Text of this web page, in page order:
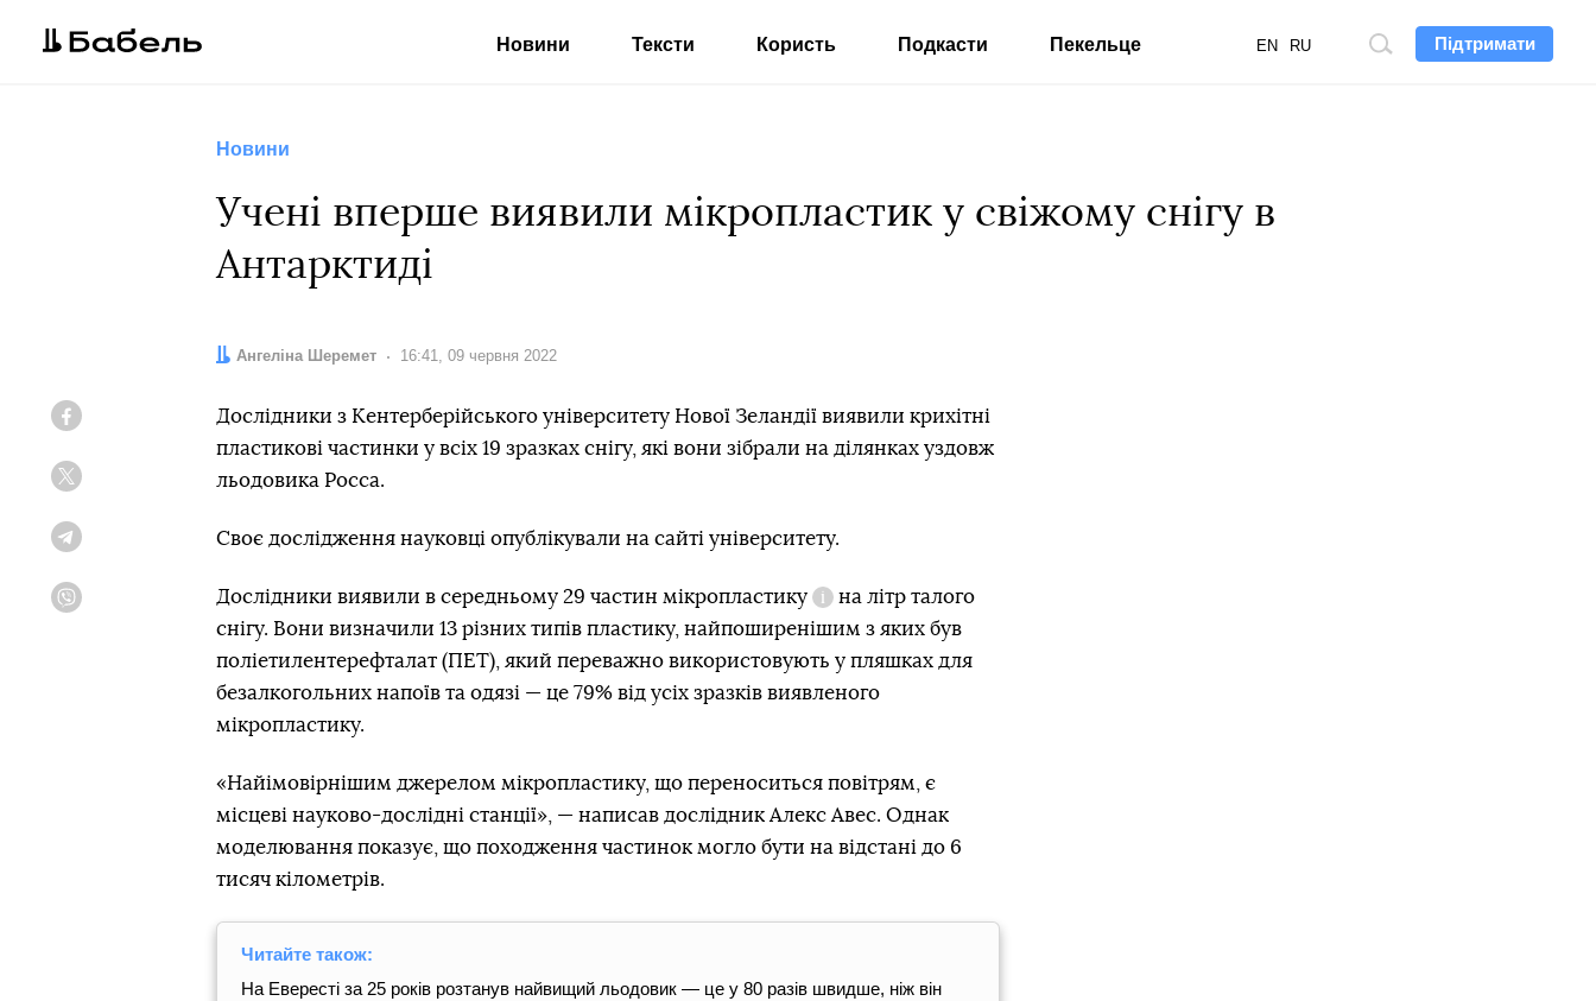
Підтримати
Пошук
EN RU
Новини Тексти Користь Подкасти Пекельце
Новини
Учені вперше виявили мікропластик у свіжому снігу в
Антарктиді
Автор:
Ангеліна Шеремет Дата:
16:41, 09 червня 2022
Дослідники з Кентерберійського університету Нової Зеландії виявили крихітні
пластикові частинки у всіх 19 зразках снігу, які вони зібрали на ділянках уздовж
льодовика Росса.
Своє дослідження науковці опублікували на сайті університету.
Дослідники виявили в середньому 29 частин мікропластику
Довідка
на літр талого
снігу. Вони визначили 13 різних типів пластику, найпоширенішим з яких був
поліетилентерефталат (ПЕТ), який переважно використовують у пляшках для
безалкогольних напоїв та одязі — це 79% від усіх зразків виявленого
мікропластику.
«Найімовірнішим джерелом мікропластику, що переноситься повітрям, є
місцеві науково-дослідні станції», — написав дослідник Алекс Авес. Однак
моделювання показує, що походження частинок могло бути на відстані до 6
тисяч кілометрів.
Читайте також:
На Евересті за 25 років розтанув найвищий льодовик — це у 80 разів швидше, ніж він